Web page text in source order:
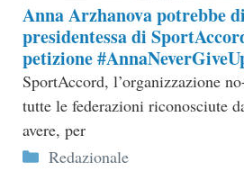
Anna Arzhanova potrebbe
presidentessa di
petizione
SportAccord, l’organizzazione
tutte le federazioni riconosciute
avere, per
Categorie
Redazionale